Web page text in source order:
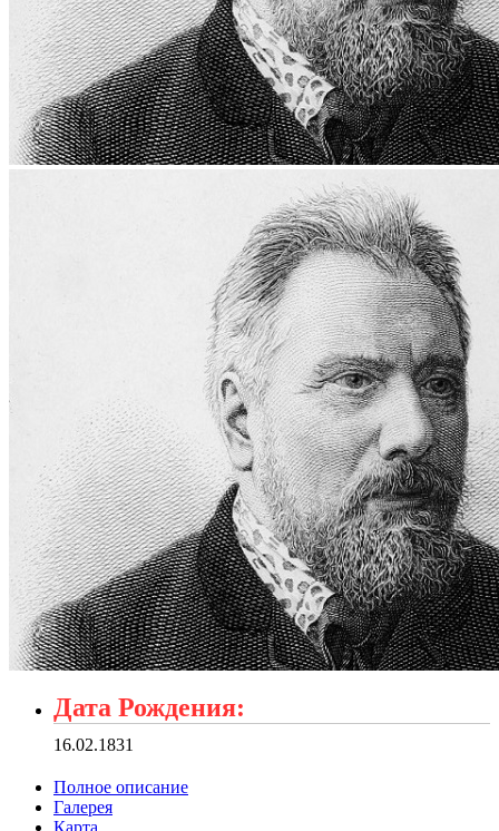
Дата Рождения:
16.02.1831
Полное описание
Галерея
Карта